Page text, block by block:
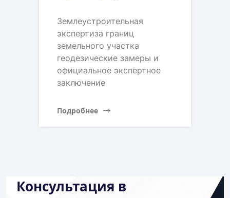
Землеустроительная
экспертиза границ
земельного участка
геодезические замеры и
официальное экспертное
заключение
Подробнее
Консультация в